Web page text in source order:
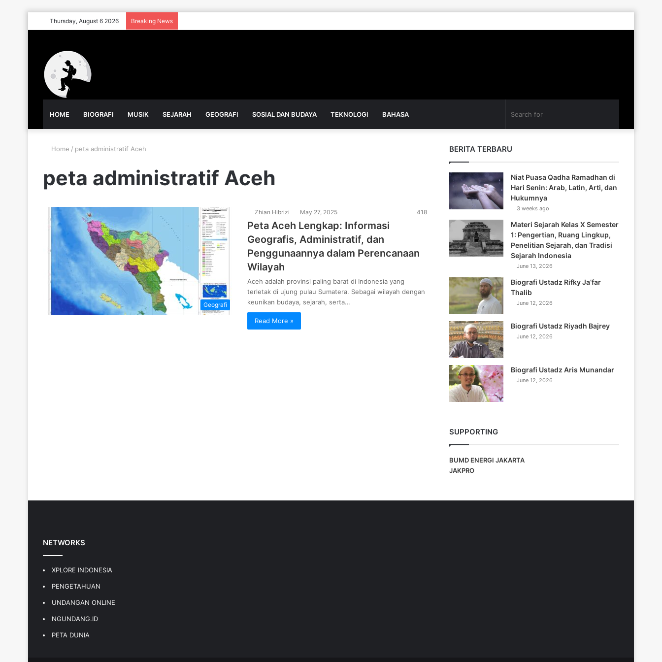
Thursday, August 6 2026 Breaking News
HOME BIOGRAFI MUSIK SEJARAH GEOGRAFI SOSIAL DAN BUDAYA TEKNOLOGI BAHASA
Home / peta administratif Aceh
peta administratif Aceh
Geografi
Zhian Hibrizi May 27, 2025 418
Peta Aceh Lengkap: Informasi
Geografis, Administratif, dan
Penggunaannya dalam Perencanaan
Wilayah
Aceh adalah provinsi paling barat di Indonesia yang
terletak di ujung pulau Sumatera. Sebagai wilayah dengan
keunikan budaya, sejarah, serta…
Read More »
BERITA TERBARU
Niat Puasa Qadha Ramadhan di
Hari Senin: Arab, Latin, Arti, dan
Hukumnya
3 weeks ago
Materi Sejarah Kelas X Semester
1: Pengertian, Ruang Lingkup,
Penelitian Sejarah, dan Tradisi
Sejarah Indonesia
June 13, 2026
Biografi Ustadz Rifky Ja’far
Thalib
June 12, 2026
Biografi Ustadz Riyadh Bajrey
June 12, 2026
Biografi Ustadz Aris Munandar
June 12, 2026
SUPPORTING
BUMD ENERGI JAKARTA
JAKPRO
NETWORKS
XPLORE INDONESIA
PENGETAHUAN
UNDANGAN ONLINE
NGUNDANG.ID
PETA DUNIA